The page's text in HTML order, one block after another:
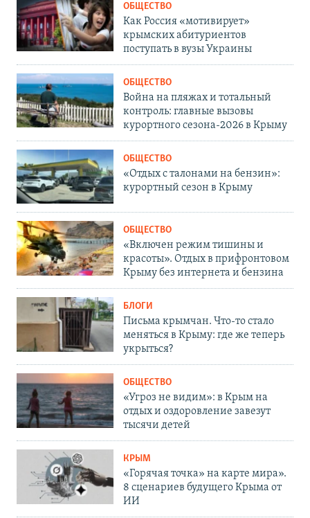
ОБЩЕСТВО
Как Россия «мотивирует»
крымских абитуриентов
поступать в вузы Украины
ОБЩЕСТВО
Война на пляжах и тотальный
контроль: главные вызовы
курортного сезона-2026 в Крыму
ОБЩЕСТВО
«Отдых с талонами на бензин»:
курортный сезон в Крыму
ОБЩЕСТВО
«Включен режим тишины и
красоты». Отдых в прифронтовом
Крыму без интернета и бензина
БЛОГИ
Письма крымчан. Что-то стало
меняться в Крыму: где же теперь
укрыться?
ОБЩЕСТВО
«Угроз не видим»: в Крым на
отдых и оздоровление завезут
тысячи детей
КРЫМ
«Горячая точка» на карте мира».
8 сценариев будущего Крыма от
ИИ